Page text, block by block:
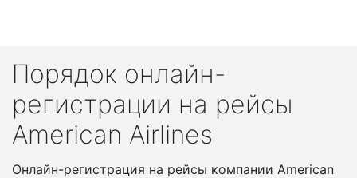
Порядок онлайн-
регистрации на рейсы
American Airlines
Онлайн-регистрация на рейсы компании American